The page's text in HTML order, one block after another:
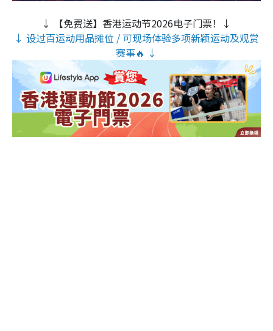
↓ 【免费送】香港运动节2026电子门票！↓
↓ 设过百运动用品摊位 / 可现场体验多项新颖运动及观赏
赛事🔥 ↓